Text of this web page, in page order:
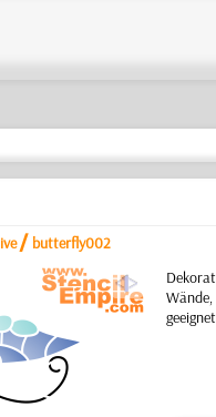
/ butterfly002
a